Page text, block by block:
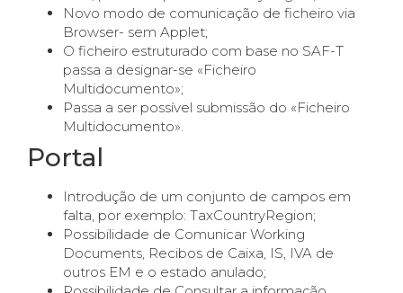
Novo modo de comunicação de ficheiro via
Browser- sem Applet;
O ficheiro estruturado com base no SAF-T
passa a designar-se «Ficheiro
Multidocumento»;
Passa a ser possível submissão do «Ficheiro
Multidocumento».
Portal
Introdução de um conjunto de campos em
falta, por exemplo: TaxCountryRegion;
Possibilidade de Comunicar Working
Documents, Recibos de Caixa, IS, IVA de
outros EM e o estado anulado;